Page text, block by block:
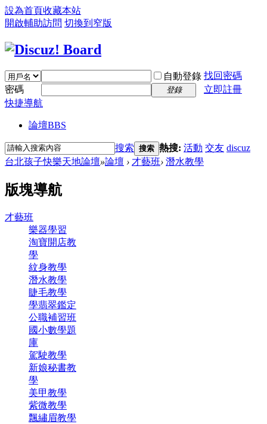
設為首頁收藏本站
開啟輔助訪問 切換到窄版
自動登錄 找回密碼
密碼
登錄
立即註冊
快捷導航
論壇BBS
搜索 搜索 熱搜: 活動 交友 discuz
台北孩子快樂天地論壇»論壇 › 才藝班› 潛水教學
版塊導航
才藝班
樂器學習
淘寶開店教
學
紋身教學
潛水教學
睫毛教學
學翡翠鑑定
公職補習班
國小數學題
庫
駕駛教學
新娘秘書教
學
美甲教學
紫微教學
飄繡眉教學